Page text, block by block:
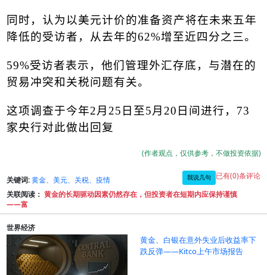
同时，认为以美元计价的准备资产将在未来五年
降低的受访者，从去年的62%增至近四分之三。
59%受访者表示，他们管理外汇存底，与潜在的
贸易冲突和关税问题有关。
这项调查于今年2月 25 日至5月 20 日间进行， 73
家央行对此做出回复
(作者观点，仅供参考，不做投资依据)
关键词: 黄金、美元、关税、疫情 我说几句 已有(0)条评论
关联阅读： 黄金的长期驱动因素仍然存在，但投资者在短期内应保持谨慎
——富
世界经济
黄金、白银在意外失业后收益率下
跌反弹——Kitco上午市场报告